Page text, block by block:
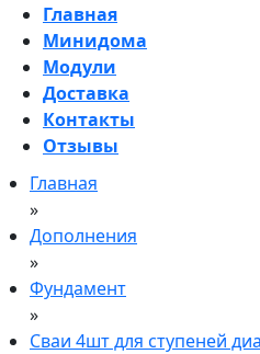
Главная
Минидома
Модули
Доставка
Контакты
Отзывы
Главная
»
Дополнения
»
Фундамент
»
Сваи 4шт для ступеней